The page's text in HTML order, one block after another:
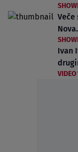
Veče
Ivan
VIDEO